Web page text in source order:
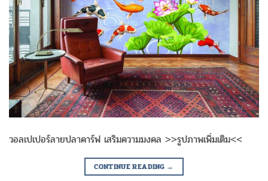
วอลเปเปอร์ลายปลาคาร์ฟ เสริมความมงคล >>รูปภาพเพิ่มเติม<<
CONTINUE READING →